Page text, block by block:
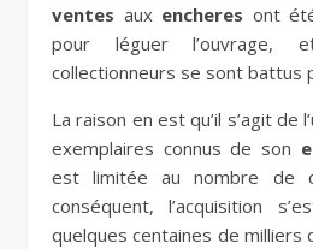
ventes aux encheres ont
pour léguer l’ouvrage,
collectionneurs se sont battus
La raison en est qu’il s’agit de
exemplaires connus de son
est limitée au nombre de
conséquent, l’acquisition
quelques centaines de milliers